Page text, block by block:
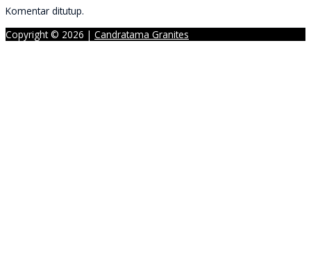
Komentar ditutup.
Copyright © 2026 | Candratama Granites